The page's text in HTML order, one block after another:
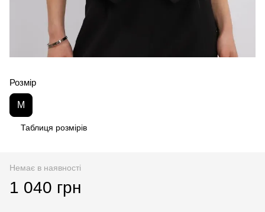
Розмір
M
Таблиця розмірів
Немає в наявності
1 040 грн